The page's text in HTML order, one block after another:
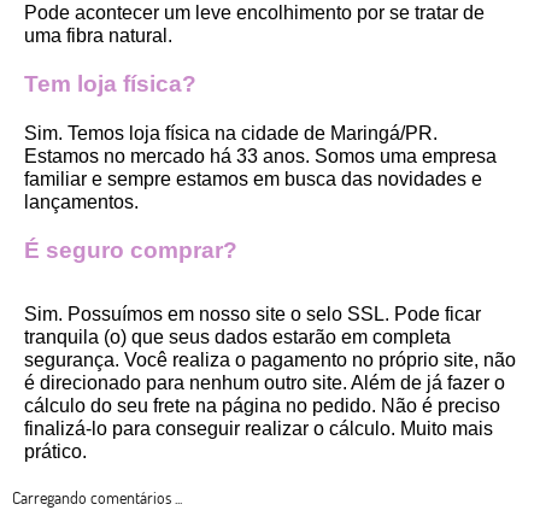
Pode acontecer um leve encolhimento por se tratar de
uma fibra natural.
Tem loja física?
Sim. Temos loja física na cidade de Maringá/PR.
Estamos no mercado há 33 anos. Somos uma empresa
familiar e sempre estamos em busca das novidades e
lançamentos.
É seguro comprar?
Sim. Possuímos em nosso site o selo SSL. Pode ficar
tranquila (o) que seus dados estarão em completa
segurança. Você realiza o pagamento no próprio site, não
é direcionado para nenhum outro site. Além de já fazer o
cálculo do seu frete na página no pedido. Não é preciso
finalizá-lo para conseguir realizar o cálculo. Muito mais
prático.
Carregando comentários ...